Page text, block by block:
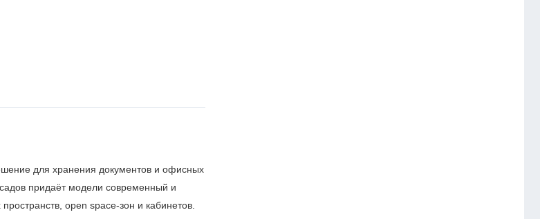
для хранения документов и офисных
придаёт модели современный и
open space-зон и кабинетов.